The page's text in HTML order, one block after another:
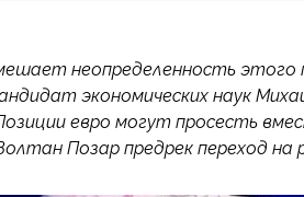
неопределенность
экономических наук
евро могут просесть
Позар предрек переход на